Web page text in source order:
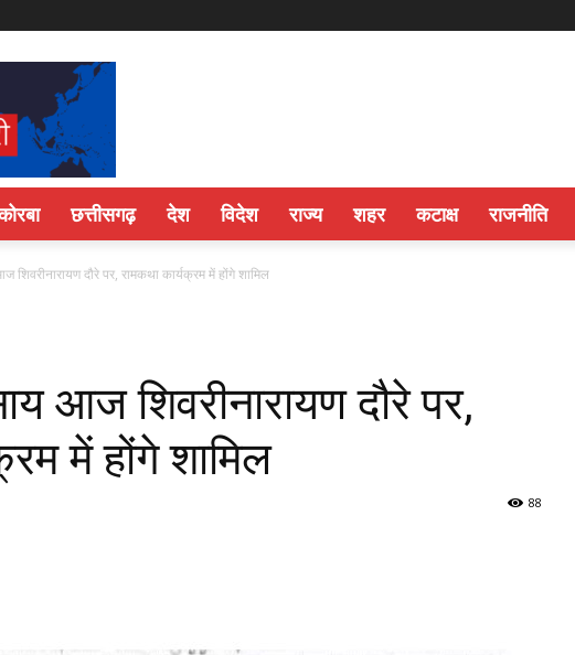
छत्तीसगढ़ देश विदेश राज्य शहर कटाक्ष राजनीति
शिवरीनारायण दौरे पर, रामकथा कार्यक्रम में होंगे शामिल
आज शिवरीनारायण दौरे पर,
में होंगे शामिल
88